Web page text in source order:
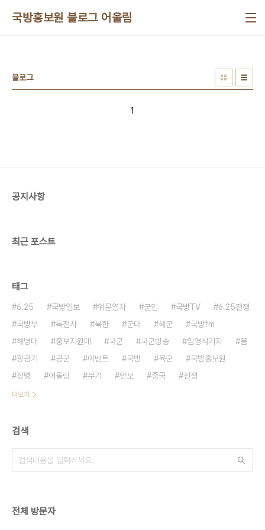
국방홍보원 블로그 어울림
블로그
1
공지사항
최근 포스트
태그
6.25 국방일보 위문열차 군인 국방TV
6.25전쟁
국방부
특전사 북한 군대 해군
국방fm
해병대
홍보지원대 국군 국군방송 임영식기자
붐
항공기
공군 이벤트 국방 육군
국방홍보원
장병
어울림 무기 안보 중국 전쟁
더보기
검색
전체 방문자